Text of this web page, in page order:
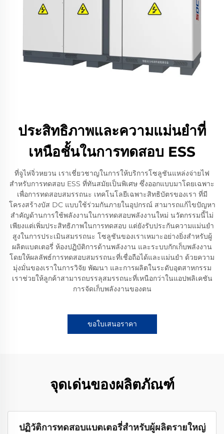
ประสิทธิภาพและความแม่นยำที่
เหนือชั้นในการทดสอบ ESS
ที่จูไห่จิ่วหยวน เราเชี่ยวชาญในการให้บริการโซลูชันแหล่งจ่ายไฟ
สำหรับการทดสอบ ESS ที่ทันสมัยเป็นพิเศษ ซึ่งออกแบบมาโดยเฉพาะ
เพื่อการทดสอบสมรรถนะ เทคโนโลยีเฉพาะสิทธิบัตรของเรา ที่มี
โครงสร้างบัส DC แบบใช้ร่วมกันภายในอุปกรณ์ สามารถแก้ไขปัญหา
สำคัญด้านการใช้พลังงานในการทดสอบพลังงานใหม่ นวัตกรรมนี้ไม่
เพียงแต่เพิ่มประสิทธิภาพในการทดสอบ แต่ยังรับประกันความแม่นยำ
สูงในการประเมินสมรรถนะ โซลูชันของเราเหมาะอย่างยิ่งสำหรับผู้
ผลิตแบตเตอรี่ ห้องปฏิบัติการด้านพลังงาน และระบบกักเก็บพลังงาน
โดยให้ผลลัพธ์การทดสอบสมรรถนะที่เชื่อถือได้และแม่นยำ ด้วยความ
มุ่งมั่นของเราในการวิจัย พัฒนา และการผลิตในระดับอุตสาหกรรม
เราช่วยให้ลูกค้าสามารถบรรลุสมรรถนะที่เหนือกว่าในแอปพลิเคชัน
การจัดเก็บพลังงานของตน
ขอใบเสนอราคา
จุดเด่นของผลิตภัณฑ์
ปฏิวัติการทดสอบแบตเตอรี่สำหรับผู้ผลิตรายใหญ่